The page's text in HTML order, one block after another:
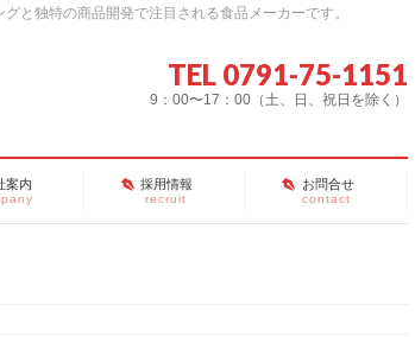
と独特の商品開発で注目される食品メーカーです。
TEL 0791-75-1151
9：00〜17：00（土、日、祝日を除く）
案内 採用情報
recruit
お問合せ
contact